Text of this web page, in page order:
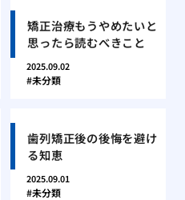
矯正治療もうやめたいと
思ったら読むべきこと
2025.09.02
未分類
歯列矯正後の後悔を避け
る知恵
2025.09.01
未分類